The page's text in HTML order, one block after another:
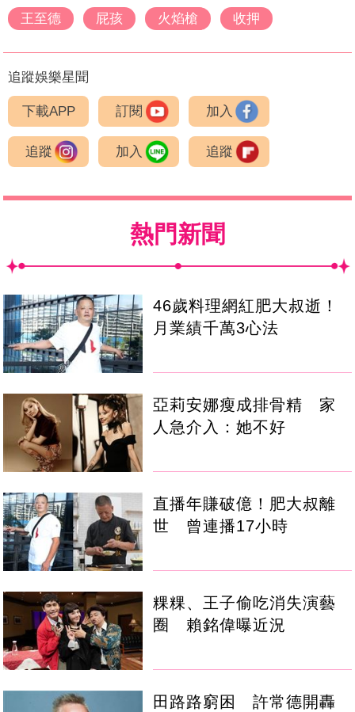
王至德 屁孩 火焰槍 收押
追蹤娛樂星聞
下載APP 訂閱 加入
追蹤 加入 追蹤
熱門新聞
46歲料理網紅肥大叔逝！
月業績千萬3心法
亞莉安娜瘦成排骨精 家
人急介入：她不好
直播年賺破億！肥大叔離
世 曾連播17小時
粿粿、王子偷吃消失演藝
圈 賴銘偉曝近況
田路路窮困 許常德開轟